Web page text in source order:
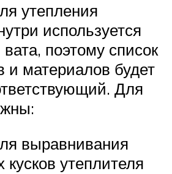
утепления
используется
поэтому список
и материалов будет
Для
выравнивания
кусков утеплителя